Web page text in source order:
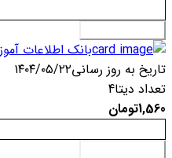
بانک اطلاعات
تاریخ به روز رسانی۱۴۰۴/۰۵/۲۲
تعداد دیتا4
1,560تومان